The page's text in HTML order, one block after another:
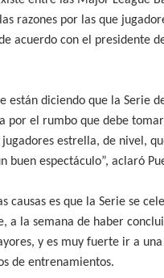
razones por las que
acuerdo con el presidente
están diciendo que la Serie
por el rumbo que debe
estrella, de nivel,
buen espectáculo”, aclaró
causas es que la Serie se
a la semana de haber
y es muy fuerte ir a
de entrenamientos.